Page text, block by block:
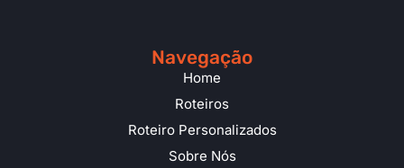
Navegação
Home
Roteiros
Roteiro Personalizados
Sobre Nós